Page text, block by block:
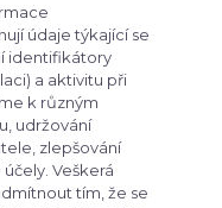
údaje týkající se
identifikátory
a aktivitu při
k různým
udržování
zlepšování
Veškerá
tím, že se